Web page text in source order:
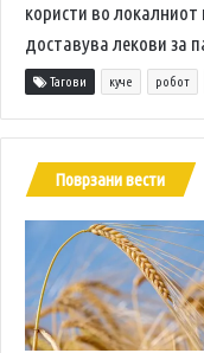
користи во
доставува лекови за
Тагови куче робот
Поврзани вести